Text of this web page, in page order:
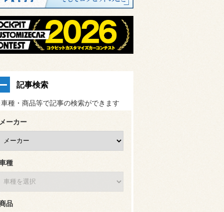
記事検索
種・商品等で記事の検索ができます
メーカー
種
品